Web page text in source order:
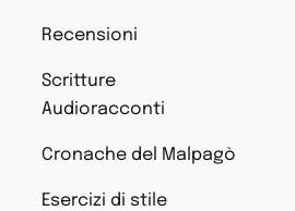
Recensioni
Scritture
Audioracconti
Cronache del Malpagò
Esercizi di stile